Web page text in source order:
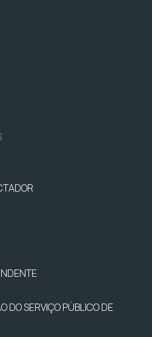
DO SERVIÇO PÚBLICO DE